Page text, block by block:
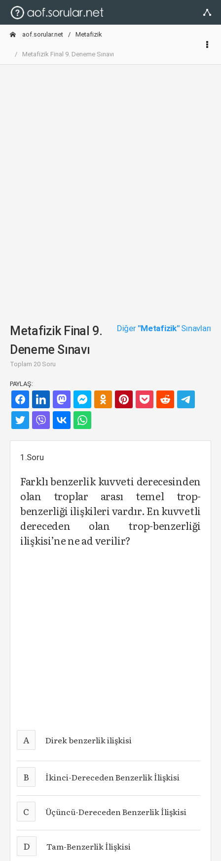
aof.sorular.net Metafizik
Metafizik Final 9. Deneme Sınavı
Metafizik Final 9.
Deneme Sınavı
Toplam 20 Soru
Diğer "Metafizik"Sınavları
PAYLAŞ:
1.Soru
Farklı benzerlik kuvveti derecesinden
olan troplar arası temel trop-
benzerliği ilişkileri vardır. En kuvvetli
dereceden olan trop-benzerliği
ilişkisi’ne ne ad verilir?
A Direk benzerlik ilişkisi
B İkinci-Dereceden Benzerlik İlişkisi
C Üçüncü-Dereceden Benzerlik İlişkisi
D Tam-Benzerlik İlişkisi